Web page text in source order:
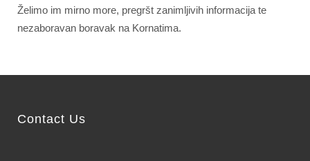
Želimo im mirno more, pregršt zanimljivih informacija te
nezaboravan boravak na Kornatima.
Contact Us